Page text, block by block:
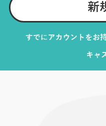
新
すでにアカウントをお
キャ